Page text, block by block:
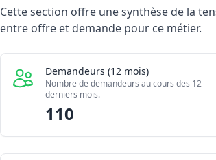
Statistiques recrutement
Indicateur
Offres publiées (12 mois)
Embauches constatées
Indice de tension globale
Cette section offre une synthèse de la
entre offre et demande pour ce métier.
Demandeurs (12 mois)
Nombre de demandeurs au cours des 12
derniers mois.
110